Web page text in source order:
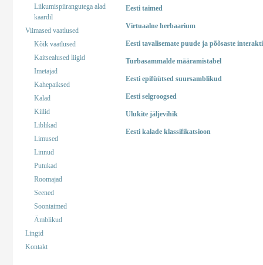
Liikumispiirangutega alad
kaardil
Viimased vaatlused
Kõik vaatlused
Kaitsealused liigid
Imetajad
Kahepaiksed
Kalad
Kiilid
Liblikad
Limused
Linnud
Putukad
Roomajad
Seened
Soontaimed
Ämblikud
Lingid
Kontakt
Eesti taimed
Virtuaalne herbaarium
Eesti tavalisemate puude ja põõsaste
Turbasammalde määramistabel
Eesti epifüütsed suursamblikud
Eesti selgroogsed
Ulukite jäljevihik
Eesti kalade klassifikatsioon